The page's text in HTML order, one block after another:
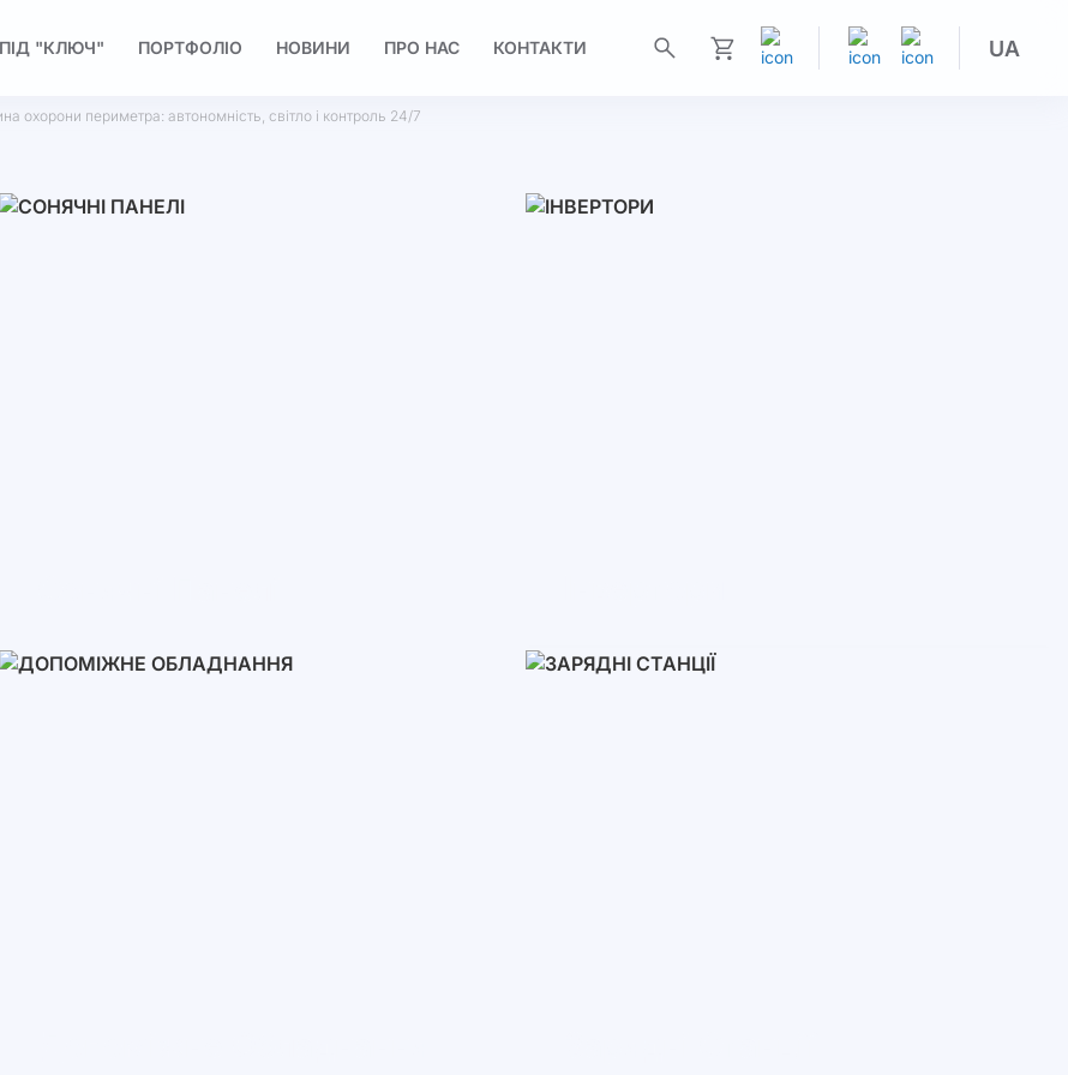
"КЛЮЧ" ПОРТФОЛІО НОВИНИ ПРО НАС
КОНТАКТИ
UA
охорони периметра: автономність, світло і контроль 24/7
Однофазні